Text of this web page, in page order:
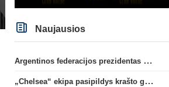
Naujausios
Argentinos federacijos prezidentas C. Tapia negailėjo pagyrų G. Infantino
„Chelsea“ ekipa pasipildys krašto gynėju P. Chavarria